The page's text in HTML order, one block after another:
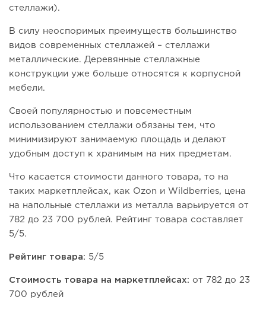
стеллажи).
В силу неоспоримых преимуществ большинство
видов современных стеллажей – стеллажи
металлические. Деревянные стеллажные
конструкции уже больше относятся к корпусной
мебели.
Своей популярностью и повсеместным
использованием стеллажи обязаны тем, что
минимизируют занимаемую площадь и делают
удобным доступ к хранимым на них предметам.
Что касается стоимости данного товара, то на
таких маркетплейсах, как Ozon и Wildberries, цена
на напольные стеллажи из металла варьируется от
782 до 23 700 рублей. Рейтинг товара составляет
5/5.
Рейтинг товара: 5/5
Стоимость товара на маркетплейсах: от 782 до 23
700 рублей